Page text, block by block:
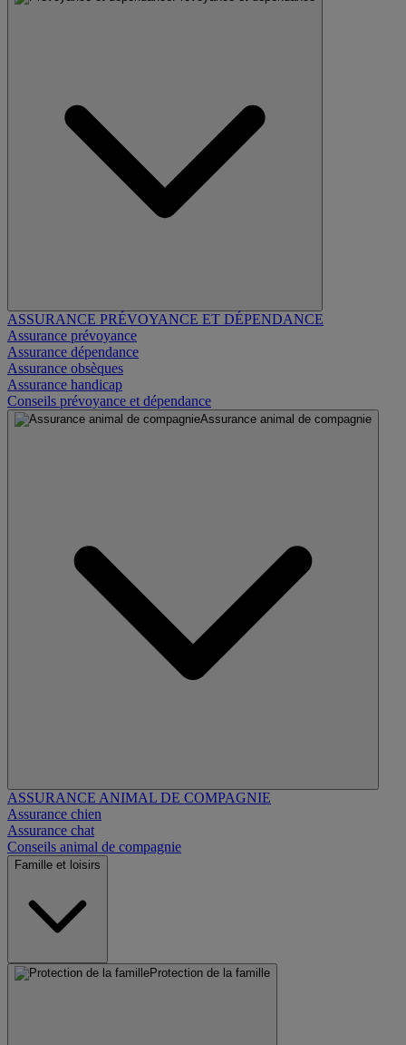
ASSURANCE PRÉVOYANCE ET DÉPENDANCE
Assurance prévoyance
Assurance dépendance
Assurance obsèques
Assurance handicap
Conseils prévoyance et dépendance
Assurance animal de compagnie
ASSURANCE ANIMAL DE COMPAGNIE
Assurance chien
Assurance chat
Conseils animal de compagnie
Famille et loisirs
Protection de la famille